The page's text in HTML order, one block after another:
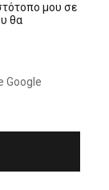
μου σε
θα
Google